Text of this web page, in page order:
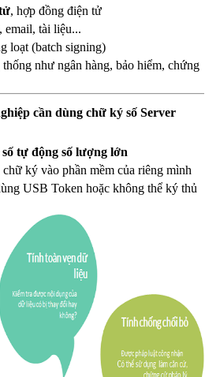
, hợp đồng điện tử
email, tài liệu...
loạt (batch signing)
như ngân hàng, bảo hiểm, chứng
cần dùng chữ ký số Server
tự động số lượng lớn
ký vào phần mềm của riêng mình
USB Token hoặc không thể ký thủ